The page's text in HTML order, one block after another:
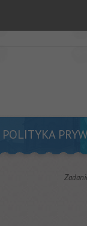
POLITYKA